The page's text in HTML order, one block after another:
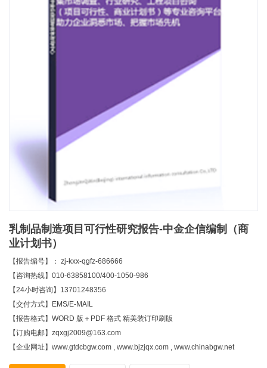
乳制品制造项目可行性研究报告-中金企信编制（商
业计划书）
【报告编号】： zj-kxx-qgfz-686666
【咨询热线】010-63858100/400-1050-986
【24小时咨询】13701248356
【交付方式】EMS/E-MAIL
【报告格式】WORD 版＋PDF 格式 精美装订印刷版
【订购电邮】zqxgj2009@163.com
【企业网址】www.gtdcbgw.com , www.bjzjqx.com , www.chinabgw.net